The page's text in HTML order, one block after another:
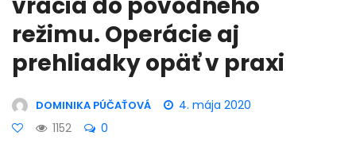
režimu. Operácie aj
prehliadky opäť v praxi
DOMINIKA PÚČAŤOVÁ
4. mája 2020
1152
0